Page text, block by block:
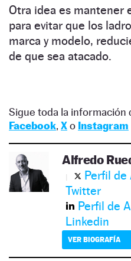
Otra idea es mantener
para evitar que los
marca y modelo,
de que sea atacado.
Sigue toda la información
Facebook, Xo Instagram
Alfredo
Perfil de
Twitter
Perfil de
Linkedin
VER BIOGRAFÍA